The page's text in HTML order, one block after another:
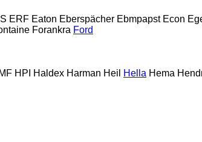
ERF Eaton Eberspächer Ebmpapst Econ
Forankra Ford
HPI Haldex Harman Heil Hella Hema